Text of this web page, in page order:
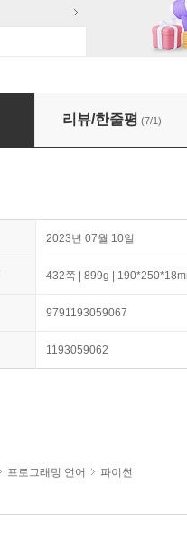
두이노와 파이썬으로 52개
리뷰/한줄평 (7/1)
2023년 07월 10일
432쪽 | 899g |
9791193059067
1193059062
프로그래밍 언어 파이썬